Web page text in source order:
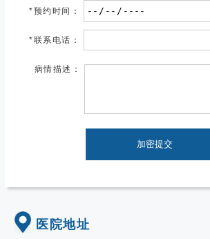
*预约时间：
*联系电话：
病情描述：
加密提交
医院地址